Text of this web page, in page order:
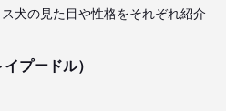
犬の見た目や性格をそれぞれ紹介
プードル）